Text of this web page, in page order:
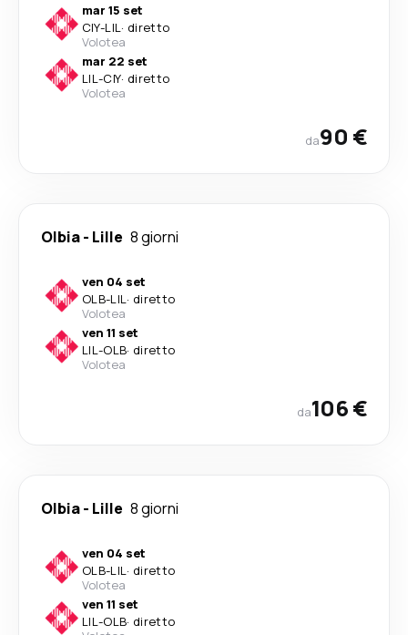
mar 15 set
CIY-LIL· diretto
Volotea
mar 22 set
LIL-CIY· diretto
Volotea
da90 €
Olbia- Lille 8 giorni
ven 04 set
OLB-LIL· diretto
Volotea
ven 11 set
LIL-OLB· diretto
Volotea
da106 €
Olbia- Lille 8 giorni
ven 04 set
OLB-LIL· diretto
Volotea
ven 11 set
LIL-OLB· diretto